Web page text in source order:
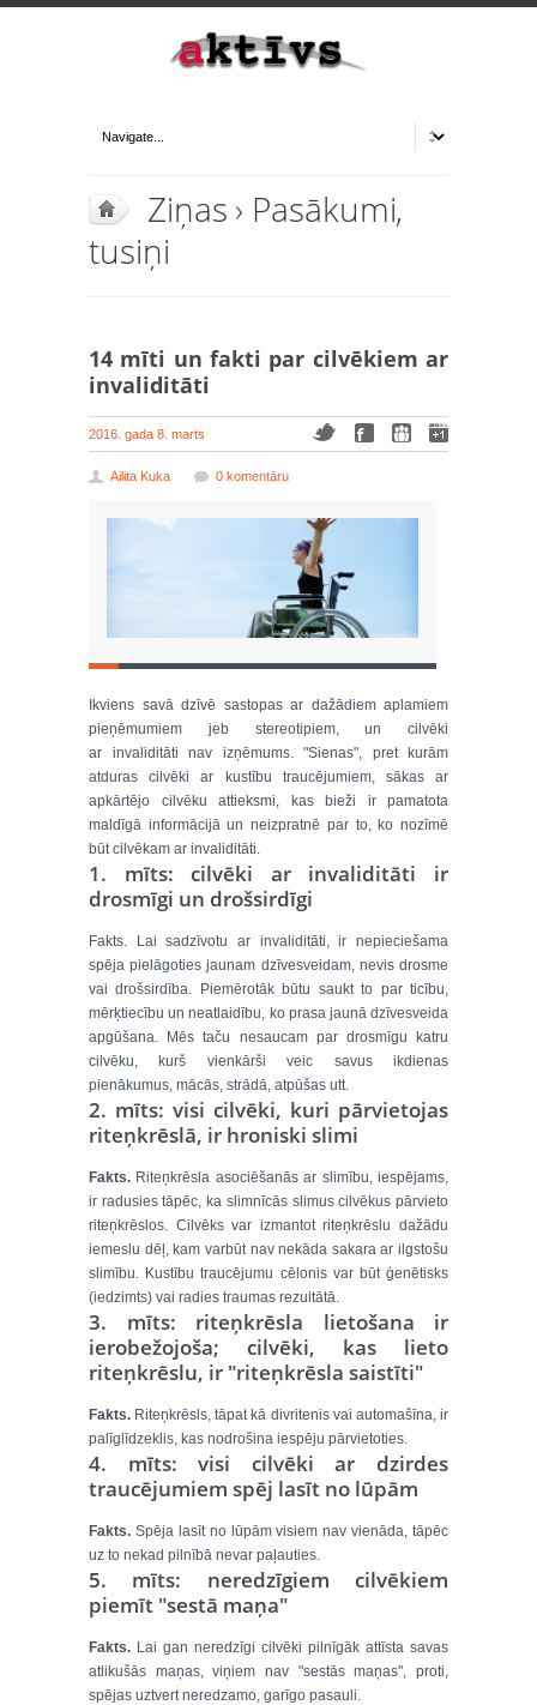
Ziņas › Pasākumi,
tusiņi
14 mīti un fakti par cilvēkiem ar
invaliditāti
2016. gada 8. marts
Ailita Kuka 0 komentāru
Ikviens savā dzīvē sastopas ar dažādiem aplamiem
pieņēmumiem jeb stereotipiem, un cilvēki
ar invaliditāti nav izņēmums. "Sienas", pret kurām
atduras cilvēki ar kustību traucējumiem, sākas ar
apkārtējo cilvēku attieksmi, kas bieži ir pamatota
maldīgā informācijā un neizpratnē par to, ko nozīmē
būt cilvēkam ar invaliditāti.
1. mīts: cilvēki ar invaliditāti ir
drosmīgi un drošsirdīgi
Fakts. Lai sadzīvotu ar invaliditāti, ir nepieciešama
spēja pielāgoties jaunam dzīvesveidam, nevis drosme
vai drošsirdība. Piemērotāk būtu saukt to par ticību,
mērķtiecību un neatlaidību, ko prasa jaunā dzīvesveida
apgūšana. Mēs taču nesaucam par drosmīgu katru
cilvēku, kurš vienkārši veic savus ikdienas
pienākumus, mācās, strādā, atpūšas utt.
2. mīts: visi cilvēki, kuri pārvietojas
riteņkrēslā, ir hroniski slimi
Fakts. Riteņkrēsla asociēšanās ar slimību, iespējams,
ir radusies tāpēc, ka slimnīcās slimus cilvēkus pārvieto
riteņkrēslos. Cilvēks var izmantot riteņkrēslu dažādu
iemeslu dēļ, kam varbūt nav nekāda sakara ar ilgstošu
slimību. Kustību traucējumu cēlonis var būt ģenētisks
(iedzimts) vai radies traumas rezultātā.
3. mīts: riteņkrēsla lietošana ir
ierobežojoša; cilvēki, kas lieto
riteņkrēslu, ir "riteņkrēsla saistīti"
Fakts. Riteņkrēsls, tāpat kā divritenis vai automašīna, ir
palīglīdzeklis, kas nodrošina iespēju pārvietoties.
4. mīts: visi cilvēki ar dzirdes
traucējumiem spēj lasīt no lūpām
Fakts. Spēja lasīt no lūpām visiem nav vienāda, tāpēc
uz to nekad pilnībā nevar paļauties.
5. mīts: neredzīgiem cilvēkiem
piemīt "sestā maņa"
Fakts. Lai gan neredzīgi cilvēki pilnīgāk attīsta savas
atlikušās maņas, viņiem nav "sestās maņas", proti,
spējas uztvert neredzamo, garīgo pasauli.